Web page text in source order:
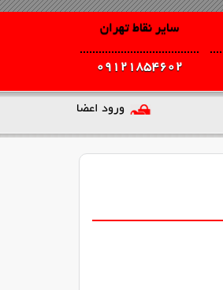
سایر نقاط تهران
09121854602
ورود اعضا